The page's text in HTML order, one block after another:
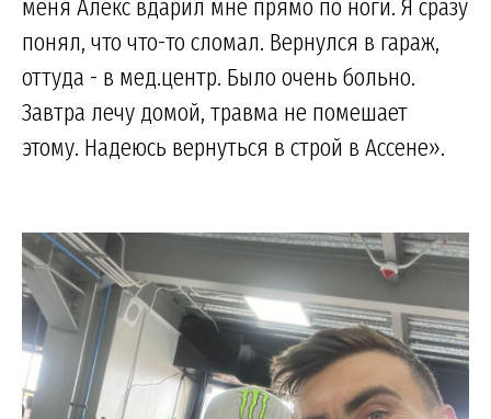
меня Алекс вдарил мне прямо по ноги. Я сразу
понял, что что-то сломал. Вернулся в гараж,
оттуда - в мед.центр. Было очень больно.
Завтра лечу домой, травма не помешает
этому. Надеюсь вернуться в строй в Ассене».